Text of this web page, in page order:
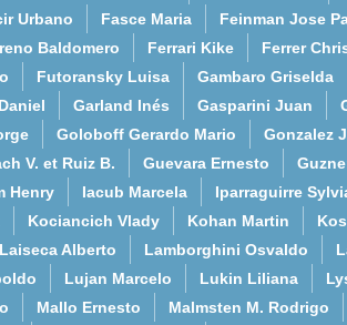
Urbano
Fasce Maria
Feinman Jose
Baldomero
Ferrari Kike
Ferrer
Futoransky Luisa
Gambaro Griselda
Garland Inés Gasparini Juan
Goloboff Gerardo Mario
Gonzalez
V. et Ruiz B.
Guevara Ernesto
Henry
Iacub Marcela
Iparraguirre
Kociancich Vlady Kohan Martin
Laiseca Alberto Lamborghini Osvaldo
Lujan Marcelo Lukin Liliana
Mallo Ernesto
Malmsten M. Rodrigo